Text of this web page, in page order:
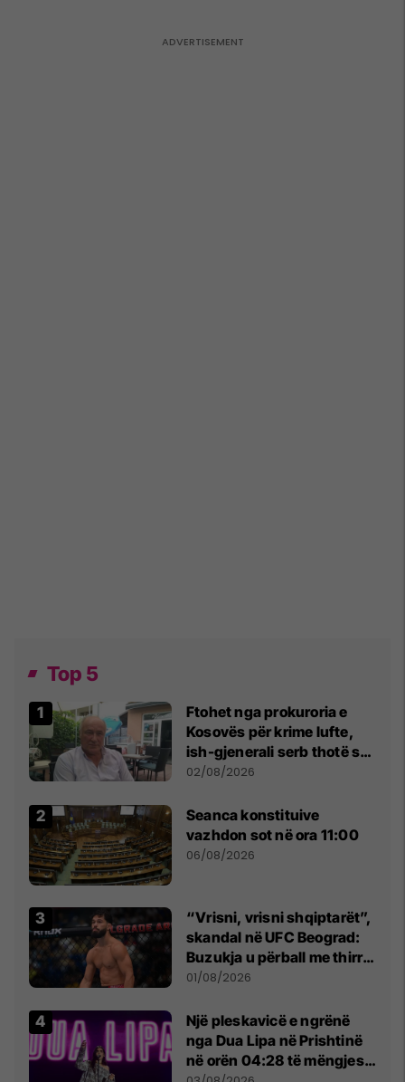
Top 5
Ftohet nga prokuroria e
Kosovës për krime lufte,
ish-gjenerali serb thotë se
dikush e tradhtoi në
02/08/2026
Seanca konstituive
vazhdon sot në ora 11:00
06/08/2026
“Vrisni, vrisni shqiptarët”,
skandal në UFC Beograd:
Buzukja u përball me thirrje
anti-shqiptare nga
01/08/2026
Një pleskavicë e ngrënë
nga Dua Lipa në Prishtinë
në orën 04:28 të mëngjesit